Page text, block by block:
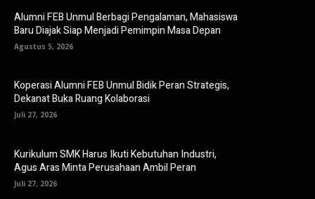
Alumni FEB Unmul Berbagi Pengalaman, Mahasiswa
Baru Diajak Siap Menjadi Pemimpin Masa Depan
Agustus 5, 2026
Koperasi Alumni FEB Unmul Bidik Peran Strategis,
Dekanat Buka Ruang Kolaborasi
Juli 27, 2026
Kurikulum SMK Harus Ikuti Kebutuhan Industri,
Agus Aras Minta Perusahaan Ambil Peran
Juli 27, 2026